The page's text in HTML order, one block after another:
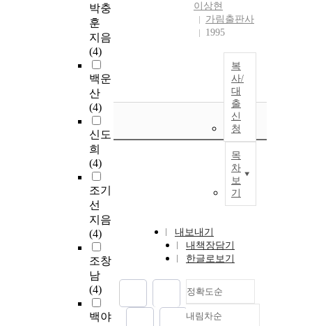
박충
훈
지음
(4)
백운
산
(4)
신도
희
(4)
조기
선
지음
(4)
조창
남
(4)
백야
이상현
가림출판사
1995
복
사/
대
출
신
청
목
차
보
기
내보내기
내책장담기
한글로보기
정확도순
정확도
내림차순